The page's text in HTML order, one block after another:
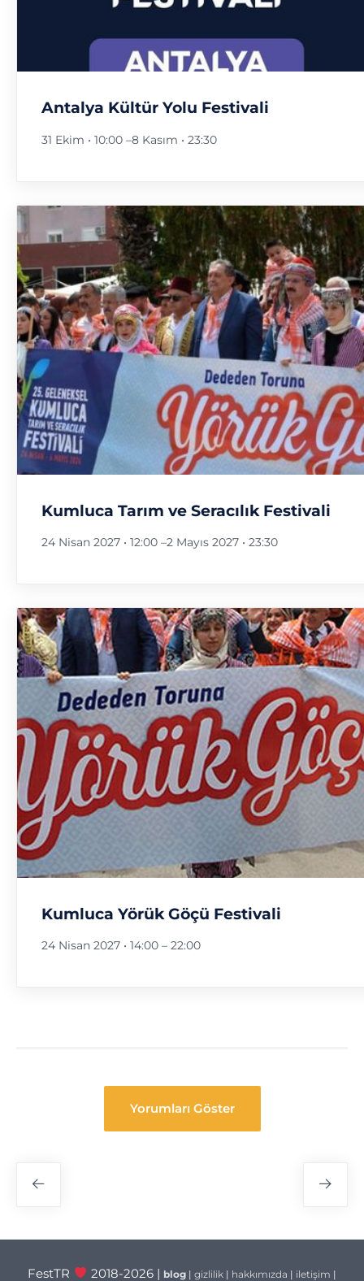
Antalya Kültür Yolu Festivali
31 Ekim • 10:00 –8 Kasım • 23:30
Kumluca Tarım ve Seracılık Festivali
24 Nisan 2027 • 12:00 –2 Mayıs 2027 • 23:30
Kumluca Yörük Göçü Festivali
24 Nisan 2027 • 14:00 – 22:00
Yorumları Göster
FestTR 2018-2026 | blog| gizlilik| hakkımızda | iletişim |